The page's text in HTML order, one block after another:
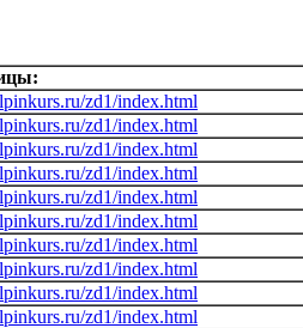
zd1/index.html
zd1/index.html
zd1/index.html
zd1/index.html
zd1/index.html
zd1/index.html
zd1/index.html
zd1/index.html
zd1/index.html
zd1/index.html